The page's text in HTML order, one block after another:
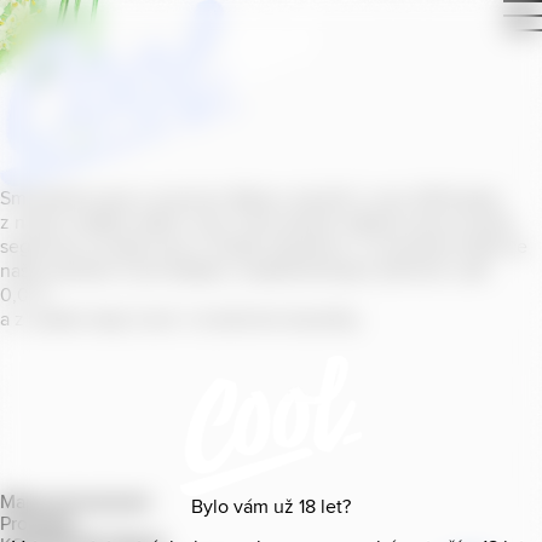
Bylo vám už 18 let?
Smícháním piva s ovocnou šťávou vytvořil v roce
z našich sládků
segmentu na bázi piva v České republice. V současné době se
naše portfolio Cool skládá z nealkoholických příchutí s alk.
0
a z nealko řady Cool+ s funkčními benefity.
Mapa provozoven
Produkty